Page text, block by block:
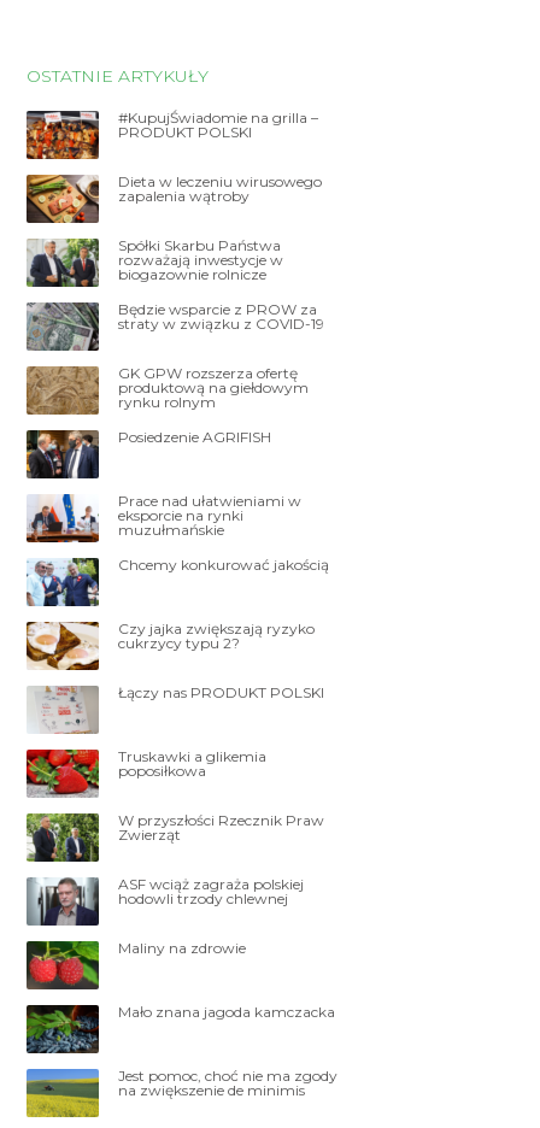
OSTATNIE ARTYKUŁY
#KupujŚwiadomie na grilla –
PRODUKT POLSKI
Dieta w leczeniu wirusowego
zapalenia wątroby
Spółki Skarbu Państwa
rozważają inwestycje w
biogazownie rolnicze
Będzie wsparcie z PROW za
straty w związku z COVID-19
GK GPW rozszerza ofertę
produktową na giełdowym
rynku rolnym
Posiedzenie AGRIFISH
Prace nad ułatwieniami w
eksporcie na rynki
muzułmańskie
Chcemy konkurować jakością
Czy jajka zwiększają ryzyko
cukrzycy typu 2?
Łączy nas PRODUKT POLSKI
Truskawki a glikemia
poposiłkowa
W przyszłości Rzecznik Praw
Zwierząt
ASF wciąż zagraża polskiej
hodowli trzody chlewnej
Maliny na zdrowie
Mało znana jagoda kamczacka
Jest pomoc, choć nie ma zgody
na zwiększenie de minimis